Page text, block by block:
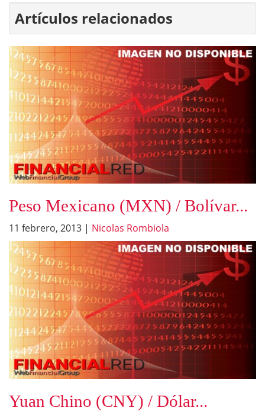
Artículos relacionados
Peso Mexicano (MXN) / Bolívar...
11 febrero, 2013 | Nicolas Rombiola
Yuan Chino (CNY) / Dólar...